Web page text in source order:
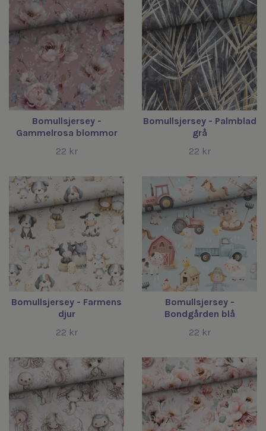
Bomullsjersey -
Gammelrosa blommor
22 kr
Bomullsjersey - Palmblad
grå
22 kr
Bomullsjersey - Farmens
djur
22 kr
Bomullsjersey -
Bondgården blå
22 kr